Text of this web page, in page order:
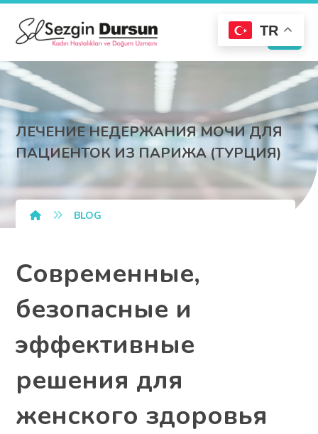
ЛЕЧЕНИЕ НЕДЕРЖАНИЯ МОЧИ ДЛЯ
ПАЦИЕНТОК ИЗ ПАРИЖА (ТУРЦИЯ)
BLOG
Современные,
безопасные и
эффективные
решения для
женского здоровья
TR